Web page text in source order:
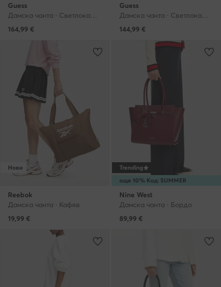
Guess
Дамска чанта · Светлокафяв
164,99 €
Guess
Дамска чанта · Светлокафяв
144,99 €
Нови
Reebok
Дамска чанта · Кафяв
19,99 €
още 10% Код: SUMMER
Trending
Nine West
Дамска чанта · Бордо
89,99 €